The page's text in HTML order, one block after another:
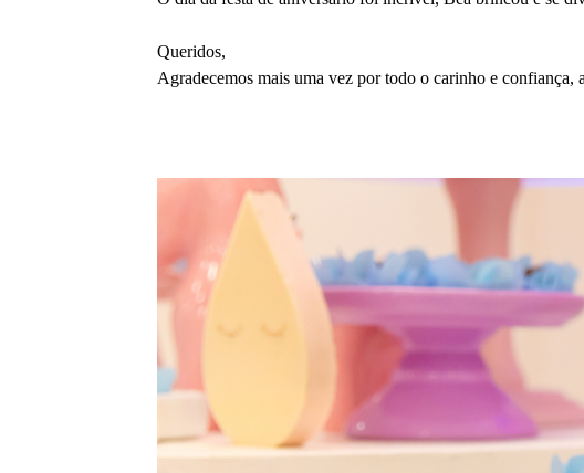
Queridos,
Agradecemos mais uma vez por todo o carinho e confiança,